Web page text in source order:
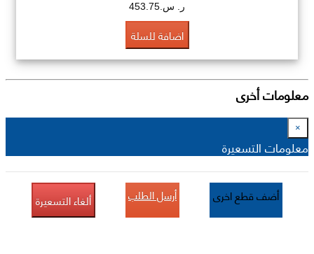
ر. س.453.75
اضافة للسلة
معلومات أخرى
×
معلومات التسعيرة
أضف قطع اخرى أرسل الطلب ألغاء التسعيرة